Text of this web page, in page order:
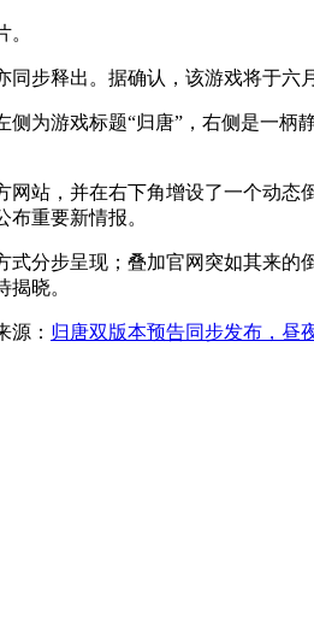
步释出。据确认，该游戏将于六
侧为游戏标题“归唐”，右侧是一
网站，并在右下角增设了一个动
重要新情报。
式分步呈现；叠加官网突如其来
晓。
源： 归唐双版本预告同步发布，昼